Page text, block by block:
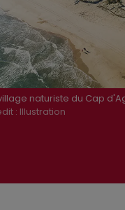
naturiste du Cap
: Illustration